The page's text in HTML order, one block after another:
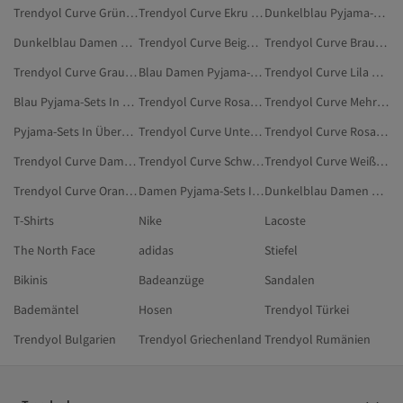
Trendyol Curve Grün Schlafanzüge
Trendyol Curve Ekru Schlafanzüge
Dunkelblau Pyjama-Sets In Übergröße
Dunkelblau Damen Pyjama-Sets In Übergröße
Trendyol Curve Beige Schlafanzüge
Trendyol Curve Braun Schlafanzüge
Trendyol Curve Grau Schlafanzüge
Blau Damen Pyjama-Sets In Übergröße
Trendyol Curve Lila Pyjama-Sets
Blau Pyjama-Sets In Übergröße
Trendyol Curve Rosa Schlafanzüge
Trendyol Curve Mehrfarbig Unterwäsche & Nachtwäsche
Pyjama-Sets In Übergröße
Trendyol Curve Unterwäsche & Nachtwäsche
Trendyol Curve Rosa Pyjama-Sets
Trendyol Curve Damen Unterwäsche & Nachtwäsche
Trendyol Curve Schwarz Unterwäsche & Nachtwäsche
Trendyol Curve Weiß Schlafanzüge
Trendyol Curve Orange Schlafanzüge
Damen Pyjama-Sets In Übergröße
Dunkelblau Damen Pyjama-Sets
T-Shirts
Nike
Lacoste
The North Face
adidas
Stiefel
Bikinis
Badeanzüge
Sandalen
Bademäntel
Hosen
Trendyol Türkei
Trendyol Bulgarien
Trendyol Griechenland Trendyol Rumänien